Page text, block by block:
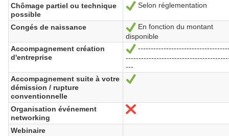
Chômage partiel ou technique
possible
Ja
Selon réglementation
Congés de naissance Ja
En fonction du montant
disponible
Accompagnement création
d'entreprise
Ja
---
Accompagnement suite à votre
démission / rupture
conventionnelle
Ja
Organisation événement
networking
Nein
Webinaire